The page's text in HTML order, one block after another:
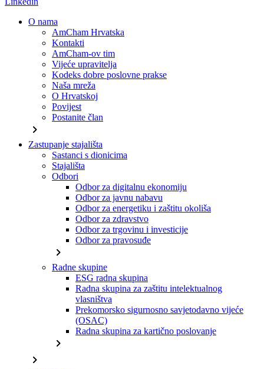
O nama
AmCham Hrvatska
Kontakti
AmCham-ov tim
Vijeće upravitelja
Kodeks dobre poslovne prakse
Naša mreža
O Hrvatskoj
Povijest
Postanite član
chevron_right
Zastupanje stajališta
Sastanci s dionicima
Stajališta
Odbori
Odbor za digitalnu ekonomiju
Odbor za javnu nabavu
Odbor za energetiku i zaštitu okoliša
Odbor za zdravstvo
Odbor za trgovinu i investicije
Odbor za pravosuđe
chevron_right
Radne skupine
ESG radna skupina
Radna skupina za zaštitu intelektualnog
vlasništva
Prekomorsko sigurnosno savjetodavno vijeće
(OSAC)
Radna skupina za kartično poslovanje
chevron_right
chevron_right